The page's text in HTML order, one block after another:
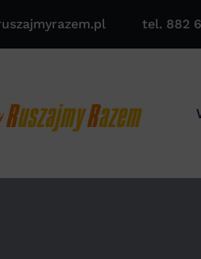
tel. 882